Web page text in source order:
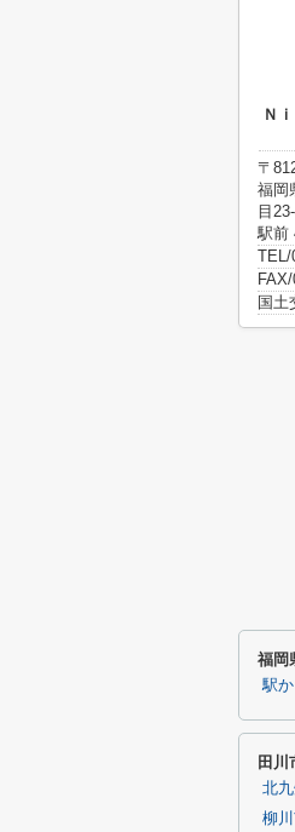
Ｎ
〒
福岡
目
駅前
TEL/
国土
福岡
駅
田川
北
柳